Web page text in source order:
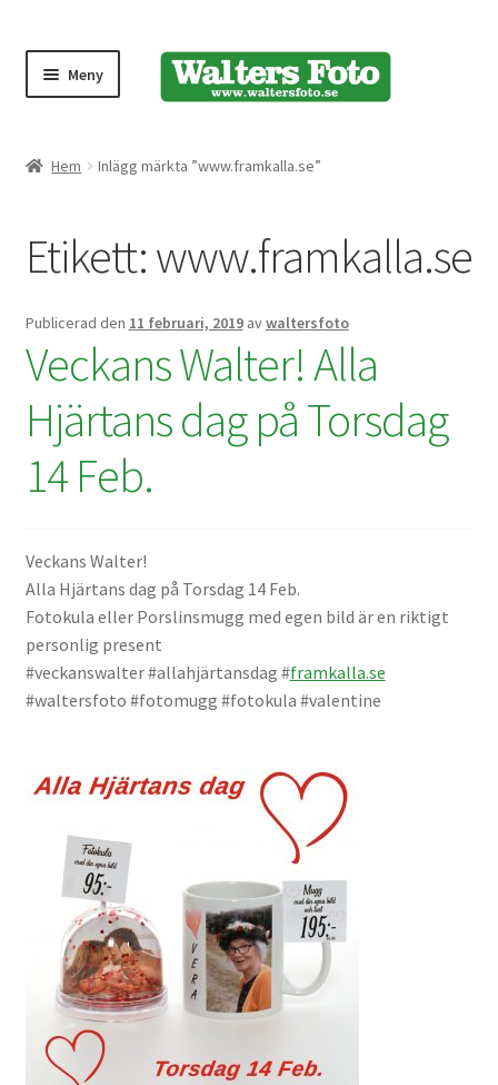
Meny
Bärremmar
Fjärrkontroller
Stativ
Objektiv Nikon
Objektiv övriga
Övriga objektivtillbehör & filter
Handkikare
Tubkikare
Kikare Tillbehör
Hem Inlägg märkta ”www.framkalla.se”
Etikett:www.framkalla.se
Publicerad den 11 februari, 2019 avwaltersfoto
Veckans Walter! Alla
Hjärtans dag på Torsdag
14 Feb.
Veckans Walter!
Alla Hjärtans dag på Torsdag 14 Feb.
Fotokula eller Porslinsmugg med egen bild är en riktigt
personlig present
#veckanswalter #allahjärtansdag #framkalla.se
#waltersfoto #fotomugg #fotokula #valentine